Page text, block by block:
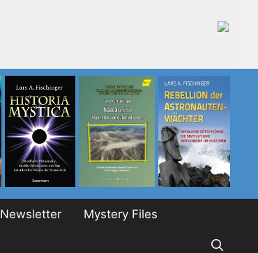
Newsletter Mystery Files